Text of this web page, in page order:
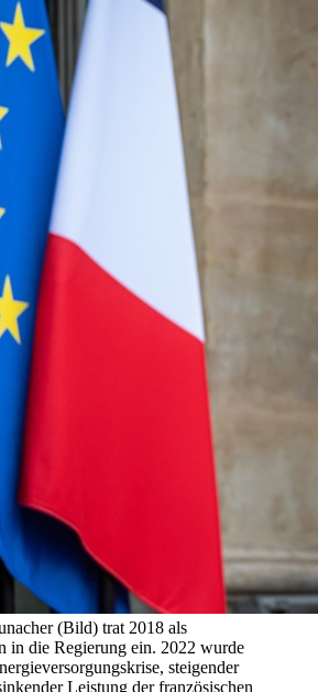
(Bild) trat 2018 als
in die Regierung ein. 2022 wurde
steigender
Leistung der französischen